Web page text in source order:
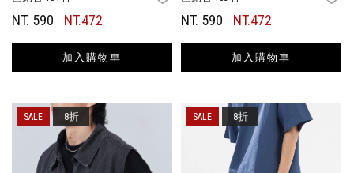
NT. 590 NT.472
加入購物車
NT. 590 NT.472
加入購物車
8折 8折